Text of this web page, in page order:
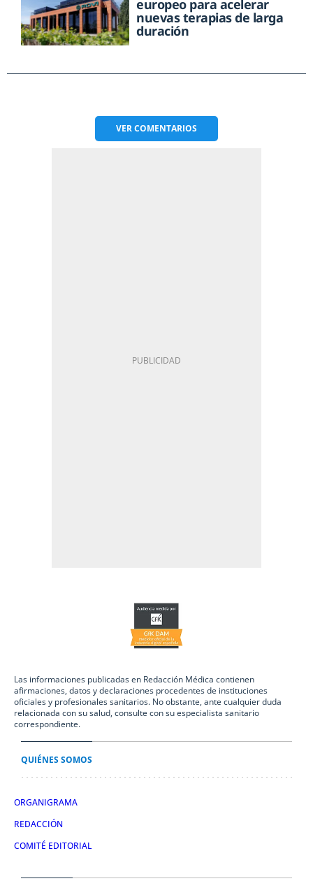
europeo para acelerar
nuevas terapias de larga
duración
VERCOMENTARIOS
Las informaciones publicadas en Redacción Médica contienen
afirmaciones, datos y declaraciones procedentes de instituciones
oficiales y profesionales sanitarios. No obstante, ante cualquier duda
relacionada con su salud, consulte con su especialista sanitario
correspondiente.
QUIÉNES SOMOS
ORGANIGRAMA
REDACCIÓN
COMITÉ EDITORIAL